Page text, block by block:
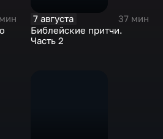
7 августа
37 мин
Библейские притчи.
Часть 2